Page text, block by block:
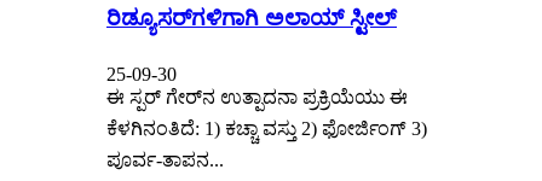
ರಿಡ್ಯೂಸರ್‌ಗಳಿಗಾಗಿ ಅಲಾಯ್ ಸ್ಟೀಲ್
25-09-30
ಈ ಸ್ಪರ್ ಗೇರ್‌ನ ಉತ್ಪಾದನಾ ಪ್ರಕ್ರಿಯೆಯು ಈ
ಕೆಳಗಿನಂತಿದೆ: 1) ಕಚ್ಚಾ ವಸ್ತು 2) ಫೋರ್ಜಿಂಗ್ 3)
ಪೂರ್ವ-ತಾಪನ...